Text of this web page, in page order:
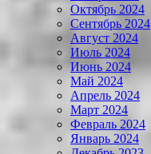
Октябрь 2024
Сентябрь 2024
Август 2024
Июль 2024
Июнь 2024
Май 2024
Апрель 2024
Март 2024
Февраль 2024
Январь 2024